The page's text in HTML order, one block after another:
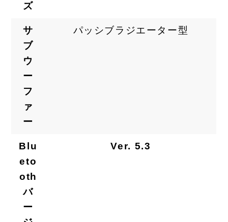
ズ
サ
ブ
ウ
ー
フ
ァ
ー
パッシブラジエーター型
Blu
eto
oth
バ
ー
Ver. 5.3